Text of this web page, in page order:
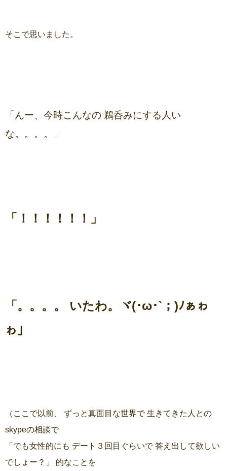
そこで思いました。
「んー、今時こんなの 鵜呑みにする人い
な。。。。」
「！！！！！！」
「。。。。 いたわ。ヾ(･ω･`；)ﾉぁゎ
ゎ」
（ここで以前、 ずっと真面目な世界で 生きてきた人との
skypeの相談で
「でも女性的にも デート３回目ぐらいで 答え出して欲しい
でしょー？」 的なことを